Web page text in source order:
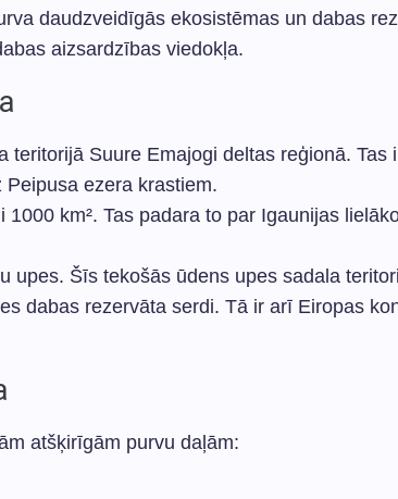
daudzveidīgās ekosistēmas un dabas
aizsardzības viedokļa.
teritorijā Suure Emajogi deltas reģionā.
ezera krastiem.
km². Tas padara to par Igaunijas
upes. Šīs tekošās ūdens upes sadala
dabas rezervāta serdi. Tā ir arī Eiropas
atšķirīgām purvu daļām: